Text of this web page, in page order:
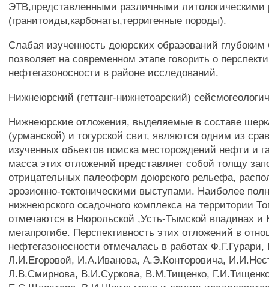
ЭТВ,представленными различными литологическими
(гранитоиды,карбонаты,терригенные породы).
Слабая изученность доюрских образований
позволяет на современном этапе говорить о
нефтегазоносности в районе исследований.
Нижнеюрский (геттанг-нижнетоарский)
Нижнеюрские отложения, выделяемые в составе
(урманской) и тогурской свит, являются одним из
изученных обьектов поиска месторождений нефти и
масса этих отложений представляет собой толщу
отрицательных палеоформ доюрского рельефа,
эрозионно-тектоническими выступами. Наиболее
нижнеюрского осадочного комплекса на территории
отмечаются в Нюрольской ,Усть-Тымской впадинах и
мегапрогибе. Перспективность этих отложений в
нефтегазоносности отмечалась в работах
Л.И.Егоровой, И.А.Иванова, А.Э.Конторовича,
Л.В.Смирнова, В.И.Суркова, В.М.Тищенко,